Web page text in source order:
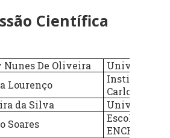
Ribeiro -
Frederico - UFPR
Federal do Paraná
KASHIWAGI - UFPR -
Federal do Paraná
Bittencourt -
Científica
De Oliveira
Lourenço
Instituto de
Carlos.
da Silva
Soares
Escola
ENCE/IBGE